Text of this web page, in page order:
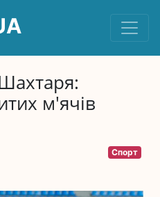
м'ячів
Спорт